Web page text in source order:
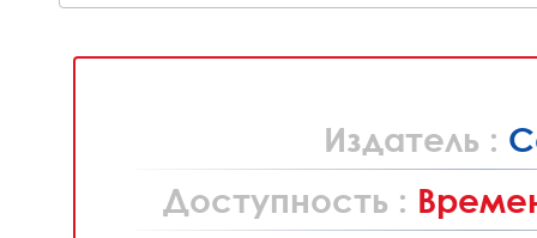
Издатель :
Доступность :